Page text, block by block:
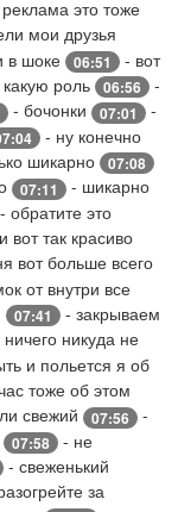
это тоже
мои друзья
в шоке 06:51
- вот
роль 06:56
-
- бочонки 07:01
-
- ну конечно
шикарно 07:08
07:11
- шикарно
- обратите это
вот так красиво
вот больше всего
от внутри все
07:41
- закрываем
ничего никуда не
и польется я об
тоже об этом
свежий 07:56
-
07:58
- не
- свеженький
за